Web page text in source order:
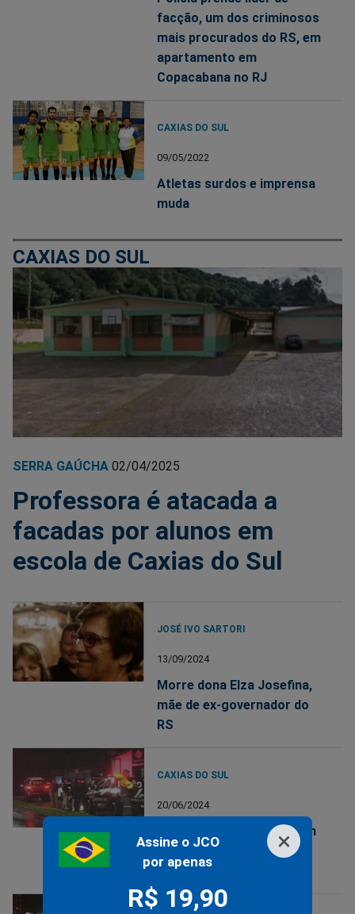
×
Assine o JCO
por apenas
R$ 19,90
facção, um dos criminosos
mais procurados do RS, em
apartamento em
Copacabana no RJ
CAXIAS DO SUL
09/05/2022
Atletas surdos e imprensa
muda
CAXIAS DO SUL
SERRA GAÚCHA 02/04/2025
Professora é atacada a
facadas por alunos em
escola de Caxias do Sul
JOSÉ IVO SARTORI
13/09/2024
Morre dona Elza Josefina,
mãe de ex-governador do
RS
CAXIAS DO SUL
20/06/2024
Assalto surreal a avião em
plena pista de aeroporto
deixa um policial morto